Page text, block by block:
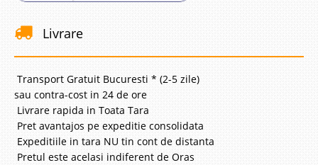
Livrare
Transport Gratuit Bucuresti * (2-5 zile)
sau contra-cost in 24 de ore
Livrare rapida in Toata Tara
Pret avantajos pe expeditie consolidata
Expeditiile in tara NU tin cont de distanta
Pretul este acelasi indiferent de Oras